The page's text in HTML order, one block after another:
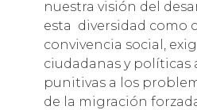
nuestra visión del
esta diversidad como
convivencia social,
ciudadanas y políticas
punitivas a los
de la migración